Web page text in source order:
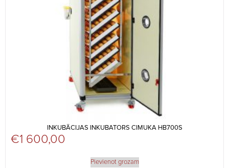
INKUBĀCIJAS INKUBATORS CIMUKA HB700S
€1 600,00
Pievienot grozam